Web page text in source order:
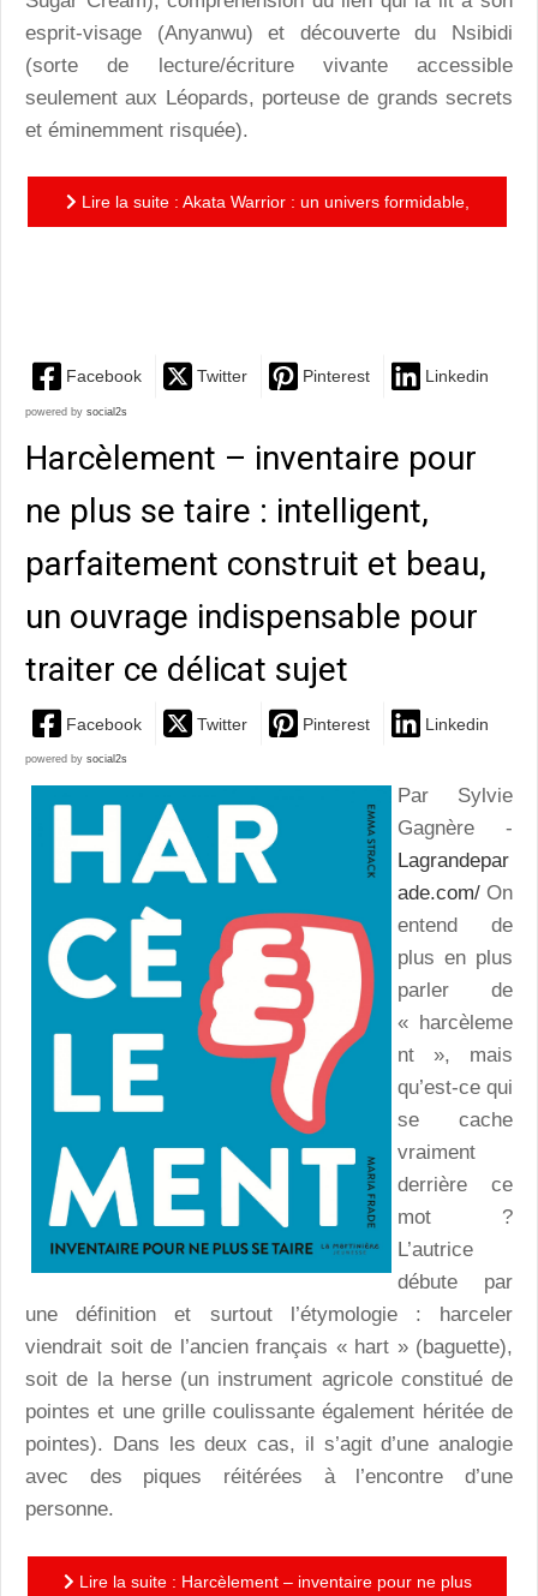
esprit-visage (Anyanwu) et découverte du Nsibidi
(sorte de lecture/écriture vivante accessible
seulement aux Léopards, porteuse de grands secrets
et éminemment risquée).
Lire la suite : Akata Warrior : un univers formidable,
Facebook Twitter Pinterest Linkedin
powered by social2s
Harcèlement – inventaire pour
ne plus se taire : intelligent,
parfaitement construit et beau,
un ouvrage indispensable pour
traiter ce délicat sujet
Facebook Twitter Pinterest Linkedin
powered by social2s
Par Sylvie
Gagnère -
Lagrandepar
ade.com/ On
entend de
plus en plus
parler de
« harcèleme
nt », mais
qu’est-ce qui
se cache
vraiment
derrière ce
mot ?
L’autrice
débute par
une définition et surtout l’étymologie : harceler
viendrait soit de l’ancien français « hart » (baguette),
soit de la herse (un instrument agricole constitué de
pointes et une grille coulissante également héritée de
pointes). Dans les deux cas, il s’agit d’une analogie
avec des piques réitérées à l’encontre d’une
personne.
Lire la suite : Harcèlement – inventaire pour ne plus